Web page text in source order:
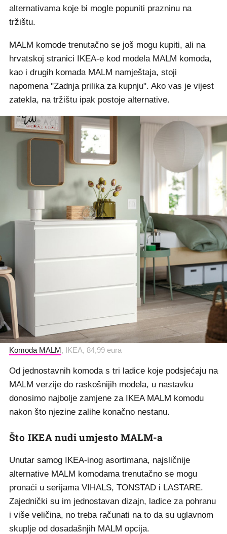
alternativama koje bi mogle popuniti prazninu na
tržištu.
MALM komode trenutačno se još mogu kupiti, ali na
hrvatskoj stranici IKEA-e kod modela MALM komoda,
kao i drugih komada MALM namještaja, stoji
napomena "Zadnja prilika za kupnju". Ako vas je vijest
zatekla, na tržištu ipak postoje alternative.
Komoda MALM, IKEA, 84,99 eura
Od jednostavnih komoda s tri ladice koje podsjećaju na
MALM verzije do raskošnijih modela, u nastavku
donosimo najbolje zamjene za IKEA MALM komodu
nakon što njezine zalihe konačno nestanu.
Što IKEA nudi umjesto MALM-a
Unutar samog IKEA-inog asortimana, najsličnije
alternative MALM komodama trenutačno se mogu
pronaći u serijama VIHALS, TONSTAD i LASTARE.
Zajednički su im jednostavan dizajn, ladice za pohranu
i više veličina, no treba računati na to da su uglavnom
skuplje od dosadašnjih MALM opcija.